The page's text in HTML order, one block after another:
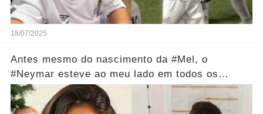
18/07/2025
Antes mesmo do nascimento da #Mel, o
#Neymar esteve ao meu lado em todos os
momentos...Ver mais